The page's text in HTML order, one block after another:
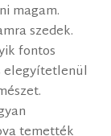
magam.
szedek.
fontos
elegyítetlenül